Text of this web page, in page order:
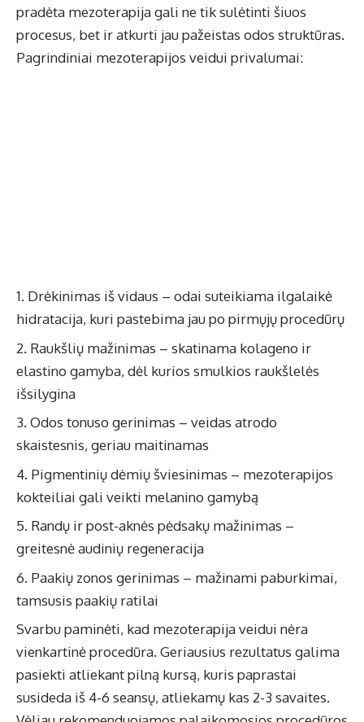
pradėta mezoterapija gali ne tik sulėtinti šiuos
procesus, bet ir atkurti jau pažeistas odos struktūras.
Pagrindiniai mezoterapijos veidui privalumai:
Drėkinimas iš vidaus – odai suteikiama ilgalaikė
hidratacija, kuri pastebima jau po pirmųjų procedūrų
Raukšlių mažinimas – skatinama kolageno ir
elastino gamyba, dėl kurios smulkios raukšlelės
išsilygina
Odos tonuso gerinimas – veidas atrodo
skaistesnis, geriau maitinamas
Pigmentinių dėmių šviesinimas – mezoterapijos
kokteiliai gali veikti melanino gamybą
Randų ir post-aknės pėdsakų mažinimas –
greitesnė audinių regeneracija
Paakių zonos gerinimas – mažinami paburkimai,
tamsusis paakių ratilai
Svarbu paminėti, kad mezoterapija veidui nėra
vienkartinė procedūra. Geriausius rezultatus galima
pasiekti atliekant pilną kursą, kuris paprastai
susideda iš 4-6 seansų, atliekamų kas 2-3 savaites.